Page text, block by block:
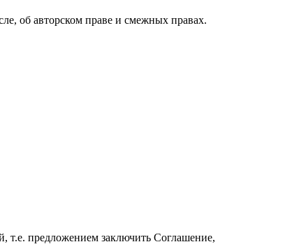
об авторском праве и смежных правах.
т.е. предложением заключить Соглашение,